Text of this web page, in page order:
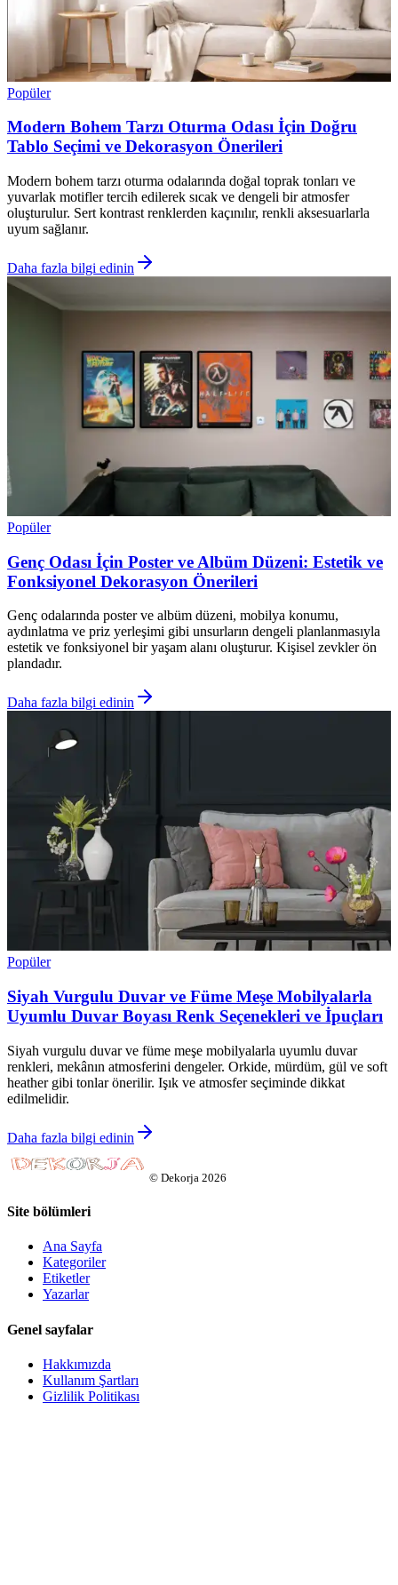
Popüler
Modern Bohem Tarzı Oturma Odası İçin Doğru
Tablo Seçimi ve Dekorasyon Önerileri
Modern bohem tarzı oturma odalarında doğal toprak tonları ve
yuvarlak motifler tercih edilerek sıcak ve dengeli bir atmosfer
oluşturulur. Sert kontrast renklerden kaçınılır, renkli aksesuarlarla
uyum sağlanır.
Daha fazla bilgi edinin
Popüler
Genç Odası İçin Poster ve Albüm Düzeni: Estetik ve
Fonksiyonel Dekorasyon Önerileri
Genç odalarında poster ve albüm düzeni, mobilya konumu,
aydınlatma ve priz yerleşimi gibi unsurların dengeli planlanmasıyla
estetik ve fonksiyonel bir yaşam alanı oluşturur. Kişisel zevkler ön
plandadır.
Daha fazla bilgi edinin
Popüler
Siyah Vurgulu Duvar ve Füme Meşe Mobilyalarla
Uyumlu Duvar Boyası Renk Seçenekleri ve İpuçları
Siyah vurgulu duvar ve füme meşe mobilyalarla uyumlu duvar
renkleri, mekânın atmosferini dengeler. Orkide, mürdüm, gül ve soft
heather gibi tonlar önerilir. Işık ve atmosfer seçiminde dikkat
edilmelidir.
Daha fazla bilgi edinin
© Dekorja 2026
Site bölümleri
Ana Sayfa
Kategoriler
Etiketler
Yazarlar
Genel sayfalar
Hakkımızda
Kullanım Şartları
Gizlilik Politikası